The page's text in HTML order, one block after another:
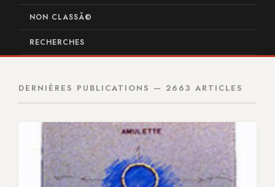
NON CLASSÃ©
RECHERCHES
DERNIÈRES PUBLICATIONS — 2663 ARTICLES